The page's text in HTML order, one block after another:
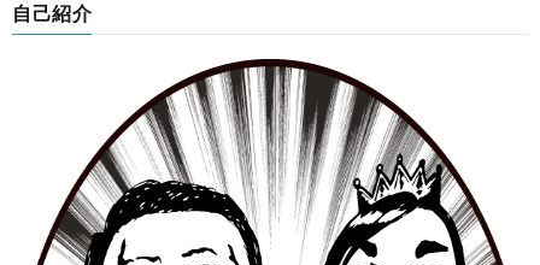
自己紹介